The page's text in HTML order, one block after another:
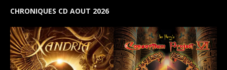
CHRONIQUES CD AOUT 2026